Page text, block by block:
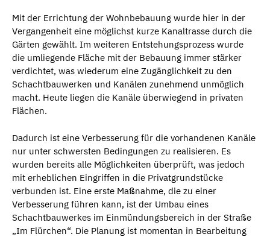
Mit der Errichtung der Wohnbebauung wurde hier in der
Vergangenheit eine möglichst kurze Kanaltrasse durch die
Gärten gewählt. Im weiteren Entstehungsprozess wurde
die umliegende Fläche mit der Bebauung immer stärker
verdichtet, was wiederum eine Zugänglichkeit zu den
Schachtbauwerken und Kanälen zunehmend unmöglich
macht. Heute liegen die Kanäle überwiegend in privaten
Flächen.
Dadurch ist eine Verbesserung für die vorhandenen Kanäle
nur unter schwersten Bedingungen zu realisieren. Es
wurden bereits alle Möglichkeiten überprüft, was jedoch
mit erheblichen Eingriffen in die Privatgrundstücke
verbunden ist. Eine erste Maßnahme, die zu einer
Verbesserung führen kann, ist der Umbau eines
Schachtbauwerkes im Einmündungsbereich in der Straße
„Im Flürchen“. Die Planung ist momentan in Bearbeitung